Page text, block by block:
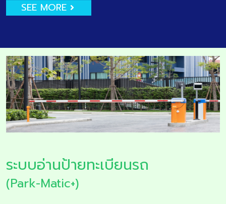
SEE MORE
ระบบอ่านป้ายทะเบียนรถ
(Park-Matic+)